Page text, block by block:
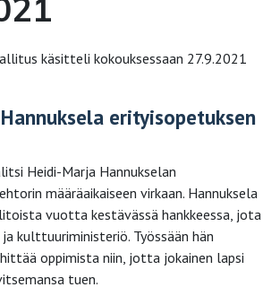
käsitteli kokouksessaan 27.9.2021
erityisopetuksen
Heidi-Marja Hannukselan
määräaikaiseen virkaan. Hannuksela
vuotta kestävässä hankkeessa, jota
kulttuuriministeriö. Työssään hän
oppimista niin, jotta jokainen lapsi
tuen.